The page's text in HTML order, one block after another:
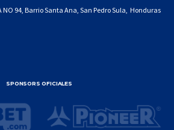
NO 94, Barrio Santa Ana, San Pedro Sula, Honduras
SPONSORS OFICIALES